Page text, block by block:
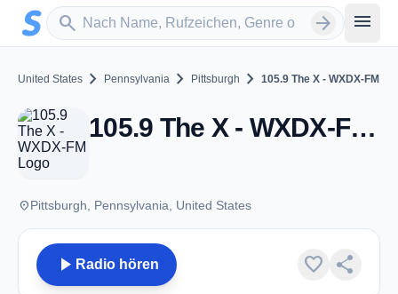
Zum Hauptinhalt springen
search
Sender suchen arrow_forward menu
United States chevron_right Pennsylvania chevron_right Pittsburgh chevron_right 105.9 The X - WXDX-FM
105.9 The X - WXDX-FM - FM 105.9 - Pittsburgh, PA
placePittsburgh, Pennsylvania, United States
play_arrow Radio hören favorite share